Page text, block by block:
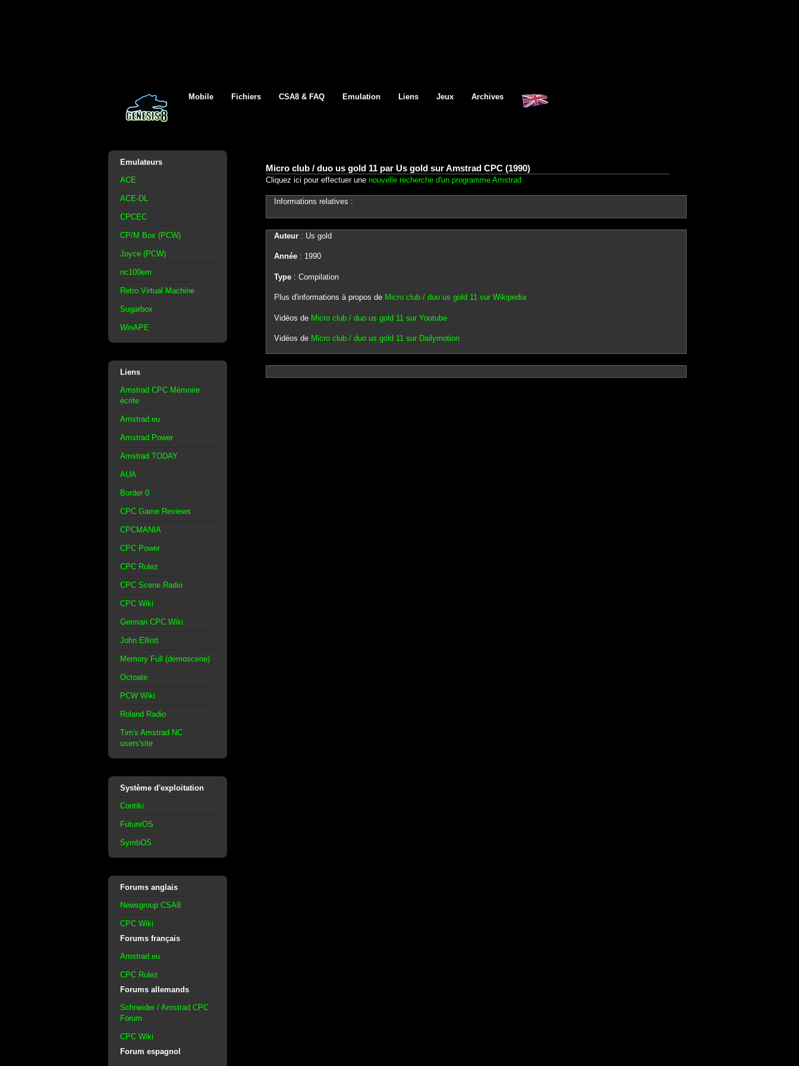
Mobile Fichiers CSA8 & FAQ Emulation Liens Jeux Archives
Emulateurs
ACE
ACE-DL
CPCEC
CP/M Box (PCW)
Joyce (PCW)
nc100em
Retro Virtual Machine
Sugarbox
WinAPE
Liens
Amstrad CPC Mémoire
écrite
Amstrad.eu
Amstrad Power
Amstrad TODAY
AUA
Border 0
CPC Game Reviews
CPCMANIA
CPC Power
CPC Rulez
CPC Scene Radio
CPC Wiki
German CPC Wiki
John Elliott
Memory Full (demoscene)
Octoate
PCW Wiki
Roland Radio
Tim's Amstrad NC
users'site
Système d'exploitation
Contiki
FutureOS
SymbOS
Forums anglais
Newsgroup CSA8
CPC Wiki
Forums français
Amstrad.eu
CPC Rulez
Forums allemands
Schneider / Amstrad CPC
Forum
CPC Wiki
Forum espagnol
Micro club / duo us gold 11 par Us gold sur Amstrad CPC (1990)
Cliquez ici pour effectuer une nouvelle recherche d'un programme Amstrad
Informations relatives :
Auteur: Us gold
Année: 1990
Type: Compilation
Plus d'informations à propos de Micro club / duo us gold 11 sur Wikipedia
Vidéos de Micro club / duo us gold 11 sur Youtube
Vidéos de Micro club / duo us gold 11 sur Dailymotion